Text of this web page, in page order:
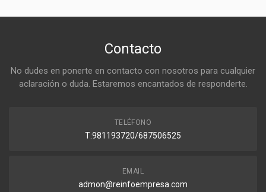
Contacto
No dudes en ponerte en contacto con nosotros para cualquier
aclaración o duda. Estaremos encantados de responderte.
TELÉFONO
T:981193720/687506525
EMAIL
admon@reinfoempresa.com